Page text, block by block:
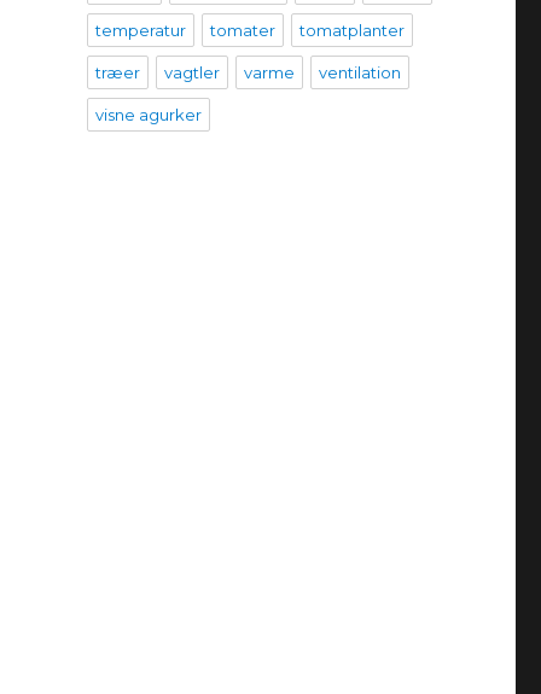
temperatur tomater tomatplanter
træer vagtler varme ventilation
visne agurker